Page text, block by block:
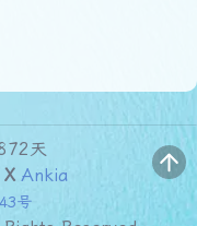
天
XAnkia
号